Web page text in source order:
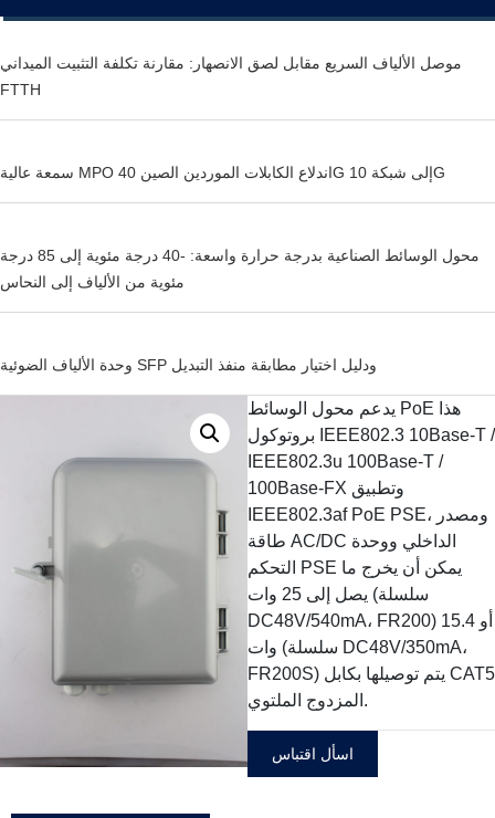
موصل الألياف السريع مقابل لصق الانصهار: مقارنة تكلفة التثبيت الميداني
FTTH
سمعة عالية MPO اندلاع الكابلات الموردين الصين 40G إلى شبكة 10G
محول الوسائط الصناعية بدرجة حرارة واسعة: -40 درجة مئوية إلى 85 درجة
مئوية من الألياف إلى النحاس
وحدة الألياف الضوئية SFP ودليل اختيار مطابقة منفذ التبديل
يدعم محول الوسائط PoE هذا
بروتوكول IEEE802.3 10Base-T /
IEEE802.3u 100Base-T /
100Base-FX وتطبيق
IEEE802.3af PoE PSE، ومصدر
طاقة AC/DC الداخلي ووحدة
التحكم PSE يمكن أن يخرج ما
يصل إلى 25 وات (سلسلة
DC48V/540mA، FR200) أو 15.4
وات (سلسلة DC48V/350mA،
FR200S) يتم توصيلها بكابل CAT5
المزدوج الملتوي.
اسأل اقتباس